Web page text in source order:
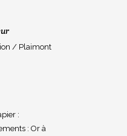
/ Plaimont
:
: Or à